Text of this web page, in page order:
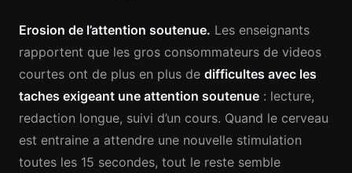
Erosion de l’attention soutenue. Les enseignants
rapportent que les gros consommateurs de videos
courtes ont de plus en plus de difficultes avec les
taches exigeant une attention soutenue : lecture,
redaction longue, suivi d’un cours. Quand le cerveau
est entraine a attendre une nouvelle stimulation
toutes les 15 secondes, tout le reste semble